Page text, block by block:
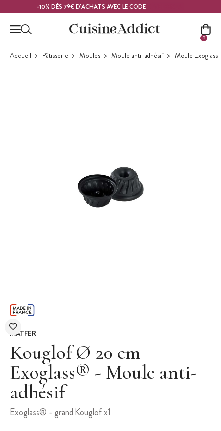
Contenu principal-10% DÈS 79€ D'ACHATS AVEC LE CODE
0
Accueil Pâtisserie Moules Moule anti-adhésif Moule Exoglass
MATFER
Kouglof Ø 20 cm
Exoglass® - Moule anti-
adhésif
Exoglass® - grand Kouglof x1